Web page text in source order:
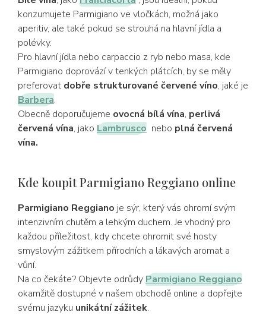
konzumujete Parmigiano ve vločkách, možná jako
aperitiv, ale také pokud se strouhá na hlavní jídla a
polévky.
Pro hlavní jídla nebo carpaccio z ryb nebo masa, kde
Parmigiano doprovází v tenkých plátcích, by se měly
preferovat dobře strukturované červené víno, jaké je
Barbera.
Obecně doporučujeme ovocná bílá vína, perlivá
červená vína, jako Lambrusco nebo plná červená
vína.
Kde koupit Parmigiano Reggiano online
Parmigiano Reggiano je sýr, který vás ohromí svým
intenzivním chutěm a lehkým duchem. Je vhodný pro
každou příležitost, kdy chcete ohromit své hosty
smyslovým zážitkem přírodních a lákavých aromat a
vůní.
Na co čekáte? Objevte odrůdyParmigiano Reggiano
okamžitě dostupné v našem obchodě online a dopřejte
svému jazyku unikátní zážitek.